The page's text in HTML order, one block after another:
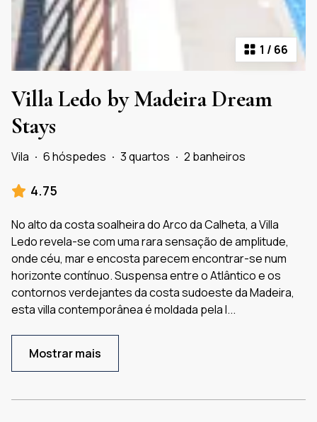
1 / 66
Villa Ledo by Madeira Dream
Stays
Vila · 6 hóspedes · 3 quartos · 2 banheiros
4.75
No alto da costa soalheira do Arco da Calheta, a Villa
Ledo revela-se com uma rara sensação de amplitude,
onde céu, mar e encosta parecem encontrar-se num
horizonte contínuo. Suspensa entre o Atlântico e os
contornos verdejantes da costa sudoeste da Madeira,
esta villa contemporânea é moldada pela l...
Mostrar mais